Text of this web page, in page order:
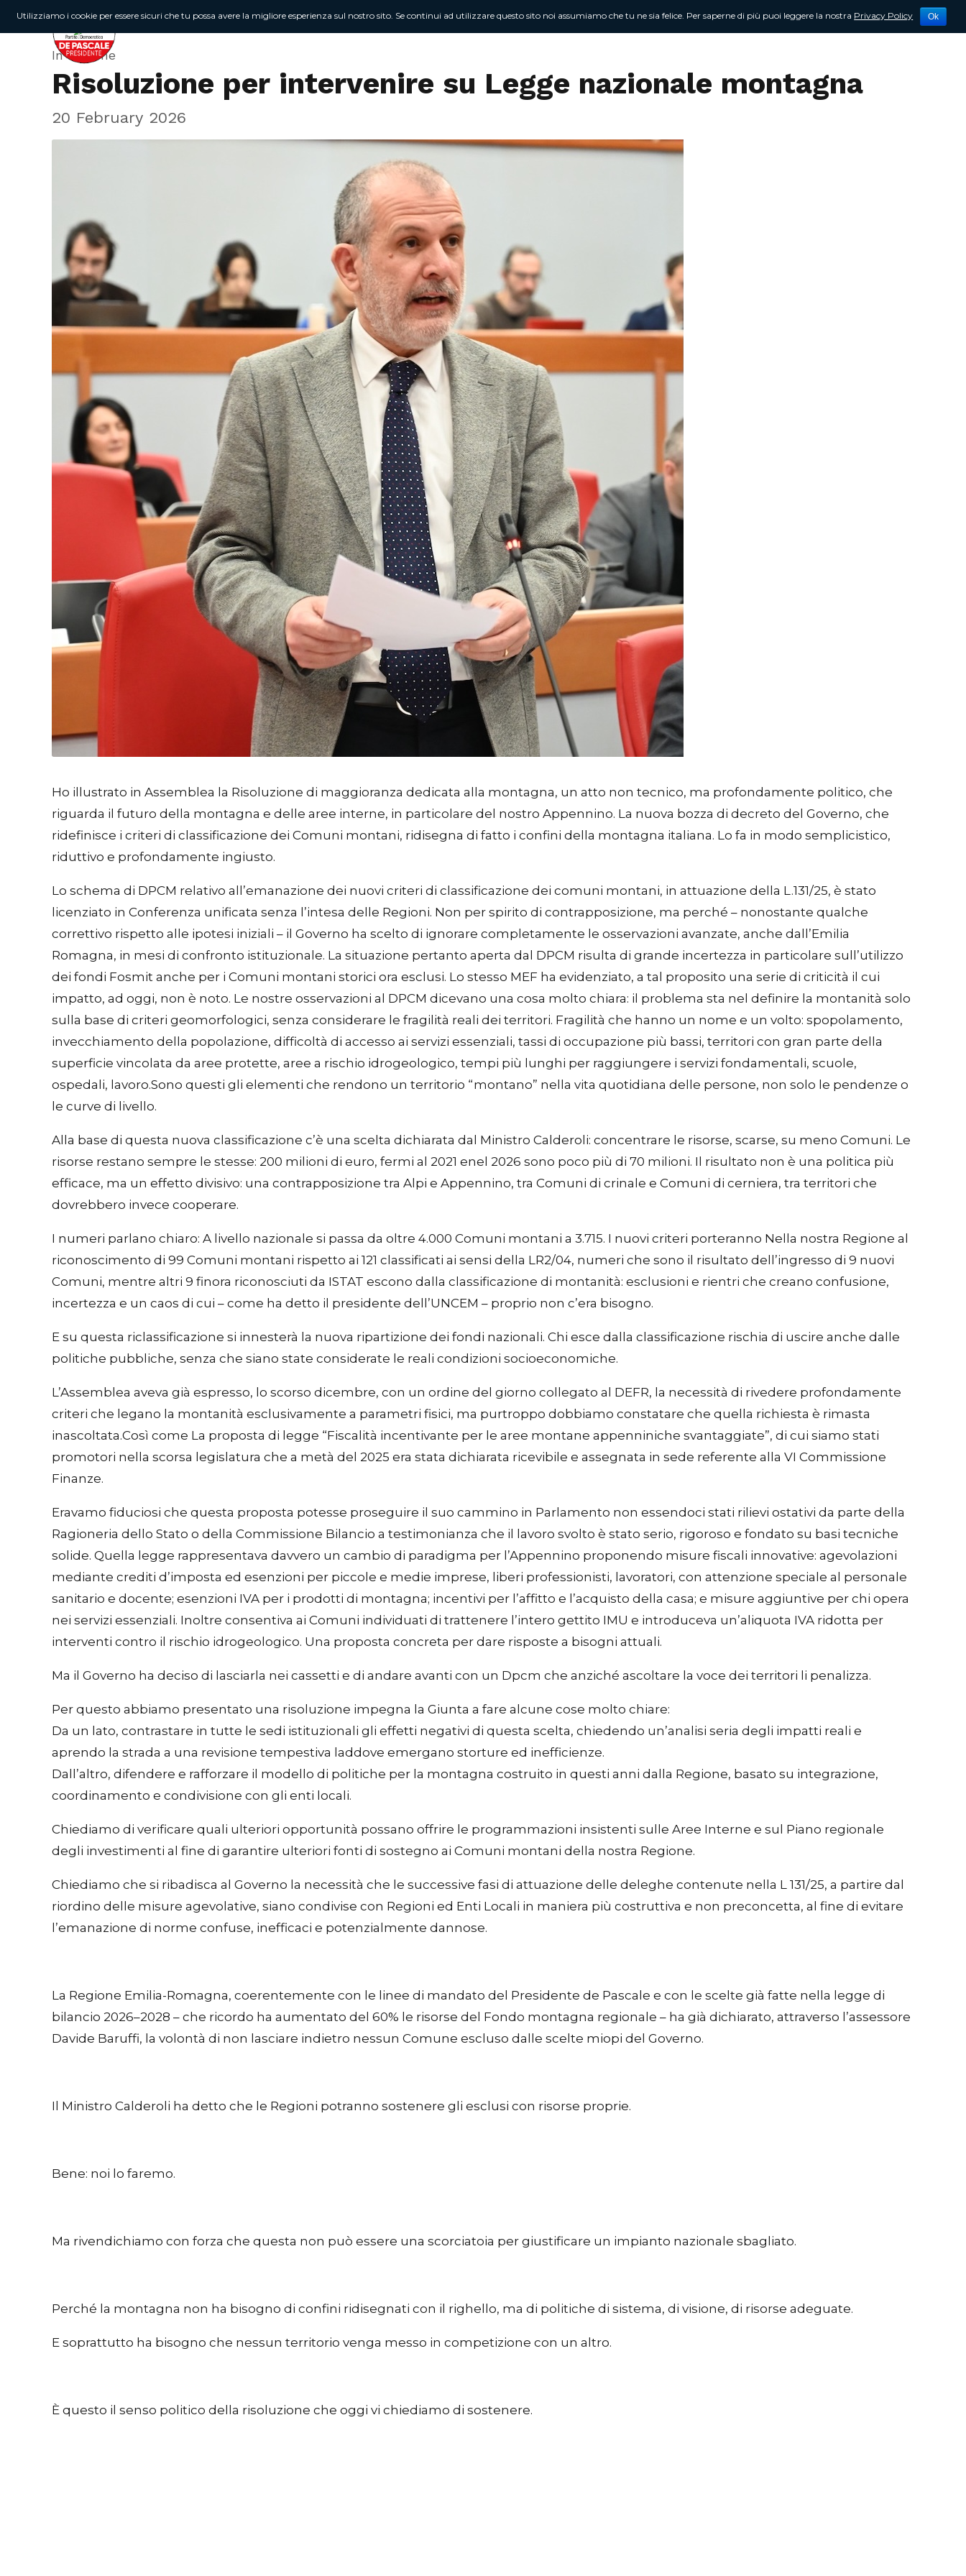
Chi sono Attività Newsletter Contattami
In Regione
Risoluzione per intervenire su Legge nazionale montagna
20 February 2026
Ho illustrato in Assemblea la Risoluzione di maggioranza dedicata alla montagna, un atto non tecnico, ma profondamente politico, che
riguarda il futuro della montagna e delle aree interne, in particolare del nostro Appennino. La nuova bozza di decreto del Governo, che
ridefinisce i criteri di classificazione dei Comuni montani, ridisegna di fatto i confini della montagna italiana. Lo fa in modo semplicistico,
riduttivo e profondamente ingiusto.
Lo schema di DPCM relativo all’emanazione dei nuovi criteri di classificazione dei comuni montani, in attuazione della L.131/25, è stato
licenziato in Conferenza unificata senza l’intesa delle Regioni. Non per spirito di contrapposizione, ma perché – nonostante qualche
correttivo rispetto alle ipotesi iniziali – il Governo ha scelto di ignorare completamente le osservazioni avanzate, anche dall’Emilia
Romagna, in mesi di confronto istituzionale. La situazione pertanto aperta dal DPCM risulta di grande incertezza in particolare sull’utilizzo
dei fondi Fosmit anche per i Comuni montani storici ora esclusi. Lo stesso MEF ha evidenziato, a tal proposito una serie di criticità il cui
impatto, ad oggi, non è noto. Le nostre osservazioni al DPCM dicevano una cosa molto chiara: il problema sta nel definire la montanità solo
sulla base di criteri geomorfologici, senza considerare le fragilità reali dei territori. Fragilità che hanno un nome e un volto: spopolamento,
invecchiamento della popolazione, difficoltà di accesso ai servizi essenziali, tassi di occupazione più bassi, territori con gran parte della
superficie vincolata da aree protette, aree a rischio idrogeologico, tempi più lunghi per raggiungere i servizi fondamentali, scuole,
ospedali, lavoro.Sono questi gli elementi che rendono un territorio “montano” nella vita quotidiana delle persone, non solo le pendenze o
le curve di livello.
Alla base di questa nuova classificazione c’è una scelta dichiarata dal Ministro Calderoli: concentrare le risorse, scarse, su meno Comuni. Le
risorse restano sempre le stesse: 200 milioni di euro, fermi al 2021 enel 2026 sono poco più di 70 milioni. Il risultato non è una politica più
efficace, ma un effetto divisivo: una contrapposizione tra Alpi e Appennino, tra Comuni di crinale e Comuni di cerniera, tra territori che
dovrebbero invece cooperare.
I numeri parlano chiaro: A livello nazionale si passa da oltre 4.000 Comuni montani a 3.715. I nuovi criteri porteranno Nella nostra Regione al
riconoscimento di 99 Comuni montani rispetto ai 121 classificati ai sensi della LR2/04, numeri che sono il risultato dell’ingresso di 9 nuovi
Comuni, mentre altri 9 finora riconosciuti da ISTAT escono dalla classificazione di montanità: esclusioni e rientri che creano confusione,
incertezza e un caos di cui – come ha detto il presidente dell’UNCEM – proprio non c’era bisogno.
E su questa riclassificazione si innesterà la nuova ripartizione dei fondi nazionali. Chi esce dalla classificazione rischia di uscire anche dalle
politiche pubbliche, senza che siano state considerate le reali condizioni socioeconomiche.
L’Assemblea aveva già espresso, lo scorso dicembre, con un ordine del giorno collegato al DEFR, la necessità di rivedere profondamente
criteri che legano la montanità esclusivamente a parametri fisici, ma purtroppo dobbiamo constatare che quella richiesta è rimasta
inascoltata.Così come La proposta di legge “Fiscalità incentivante per le aree montane appenniniche svantaggiate”, di cui siamo stati
promotori nella scorsa legislatura che a metà del 2025 era stata dichiarata ricevibile e assegnata in sede referente alla VI Commissione
Finanze.
Eravamo fiduciosi che questa proposta potesse proseguire il suo cammino in Parlamento non essendoci stati rilievi ostativi da parte della
Ragioneria dello Stato o della Commissione Bilancio a testimonianza che il lavoro svolto è stato serio, rigoroso e fondato su basi tecniche
solide. Quella legge rappresentava davvero un cambio di paradigma per l’Appennino proponendo misure fiscali innovative: agevolazioni
mediante crediti d’imposta ed esenzioni per piccole e medie imprese, liberi professionisti, lavoratori, con attenzione speciale al personale
sanitario e docente; esenzioni IVA per i prodotti di montagna; incentivi per l’affitto e l’acquisto della casa; e misure aggiuntive per chi opera
nei servizi essenziali. Inoltre consentiva ai Comuni individuati di trattenere l’intero gettito IMU e introduceva un’aliquota IVA ridotta per
interventi contro il rischio idrogeologico. Una proposta concreta per dare risposte a bisogni attuali.
Ma il Governo ha deciso di lasciarla nei cassetti e di andare avanti con un Dpcm che anziché ascoltare la voce dei territori li penalizza.
Per questo abbiamo presentato una risoluzione impegna la Giunta a fare alcune cose molto chiare:
Da un lato, contrastare in tutte le sedi istituzionali gli effetti negativi di questa scelta, chiedendo un’analisi seria degli impatti reali e
aprendo la strada a una revisione tempestiva laddove emergano storture ed inefficienze.
Dall’altro, difendere e rafforzare il modello di politiche per la montagna costruito in questi anni dalla Regione, basato su integrazione,
coordinamento e condivisione con gli enti locali.
Chiediamo di verificare quali ulteriori opportunità possano offrire le programmazioni insistenti sulle Aree Interne e sul Piano regionale
degli investimenti al fine di garantire ulteriori fonti di sostegno ai Comuni montani della nostra Regione.
Chiediamo che si ribadisca al Governo la necessità che le successive fasi di attuazione delle deleghe contenute nella L 131/25, a partire dal
riordino delle misure agevolative, siano condivise con Regioni ed Enti Locali in maniera più costruttiva e non preconcetta, al fine di evitare
l’emanazione di norme confuse, inefficaci e potenzialmente dannose.
La Regione Emilia-Romagna, coerentemente con le linee di mandato del Presidente de Pascale e con le scelte già fatte nella legge di
bilancio 2026–2028 – che ricordo ha aumentato del 60% le risorse del Fondo montagna regionale – ha già dichiarato, attraverso l’assessore
Davide Baruffi, la volontà di non lasciare indietro nessun Comune escluso dalle scelte miopi del Governo.
Il Ministro Calderoli ha detto che le Regioni potranno sostenere gli esclusi con risorse proprie.
Bene: noi lo faremo.
Ma rivendichiamo con forza che questa non può essere una scorciatoia per giustificare un impianto nazionale sbagliato.
Perché la montagna non ha bisogno di confini ridisegnati con il righello, ma di politiche di sistema, di visione, di risorse adeguate.
E soprattutto ha bisogno che nessun territorio venga messo in competizione con un altro.
È questo il senso politico della risoluzione che oggi vi chiediamo di sostenere.
Utilizziamo i cookie per essere sicuri che tu possa avere la migliore esperienza sul nostro sito. Se continui ad utilizzare questo sito noi assumiamo che tu ne sia felice. Per saperne di più puoi leggere la nostra Privacy Policy Ok